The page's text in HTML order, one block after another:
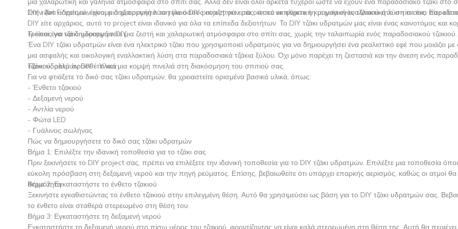
DIY τζάκι υδρατμών είναι μια εξαιρετική λύση για όσους αναζητούν μια οπτικά εκπληκτική και μαγική εναλλακτική λύση σε ένα
Στην Art Fireplace, έχουμε δημιουργήσει το τέλειο DIY project για εσάς, ώστε να φέρετε τη μαγεία ενός τζακιού στο σπίτι σας. Είτε
DIY είτε αρχάριος, αυτό το project είναι ιδανικό για όλα τα επίπεδα δεξιοτήτων. Το DIY τζάκι υδρατμών μας είναι ένας καινοτόμος και
τρόπος για να δημιουργήσετε μια ζεστή και χαλαρωτική ατμόσφαιρα στο σπίτι σας, χωρίς την ταλαιπωρία ενός παραδοσιακού τζακιού.
Τι είναι ένα τζάκι υδρατμών DIY;
Ένα DIY τζάκι υδρατμών είναι ένα ηλεκτρικό τζάκι που χρησιμοποιεί υδρατμούς για να δημιουργήσει ένα ρεαλιστικό εφέ που μοιάζει με
μια ασφαλής και οικολογική εναλλακτική λύση στα παραδοσιακά τζάκια ξύλου. Όχι μόνο παρέχει τη ζεστασιά και την άνεση ενός
τζακιού, αλλά προσθέτει και μια κομψή πινελιά στη διακόσμηση του σπιτιού σας.
Τζάκι υδρατμών DIY - Υλικά
Για να φτιάξετε το δικό σας τζάκι υδρατμών, θα χρειαστείτε ορισμένα βασικά υλικά, όπως:
- Ένθετο τζακιού
- Δεξαμενή νερού
- Αντλία νερού
- Φώτα LED
- Γυάλινος σωλήνας
Πώς να δημιουργήσετε το δικό σας τζάκι υδρατμών
Βήμα 1: Επιλέξτε την ιδανική τοποθεσία για το τζάκι σας
Πριν ξεκινήσετε το DIY project σας, πρέπει να επιλέξετε την ιδανική τοποθεσία για το DIY τζάκι υδρατμών. Επιλέξτε μια τοποθεσία
εύκολη πρόσβαση στη δεξαμενή νερού και την πηγή ρεύματος. Επίσης, βεβαιωθείτε ότι υπάρχει επαρκής αερισμός, καθώς οι ατμοί
θερμότητα.
Βήμα 2: Εγκαταστήστε το ένθετο τζακιού
Ξεκινήστε εγκαθιστώντας το ένθετο τζακιού στην επιλεγμένη θέση. Αυτό θα χρησιμεύσει ως βάση για το DIY τζάκι υδρατμών σας.
το ένθετο είναι σταθερά στερεωμένο στη θέση του.
Βήμα 3: Εγκαταστήστε τη δεξαμενή νερού
Εγκαταστήστε τη δεξαμενή νερού στο πίσω μέρος του τζακιού, φροντίζοντας να είναι καλά στερεωμένη στη θέση της. Αυτή θα